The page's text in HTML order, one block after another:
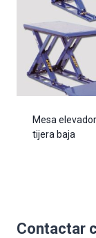
Mesa
tijera baja
Contactar